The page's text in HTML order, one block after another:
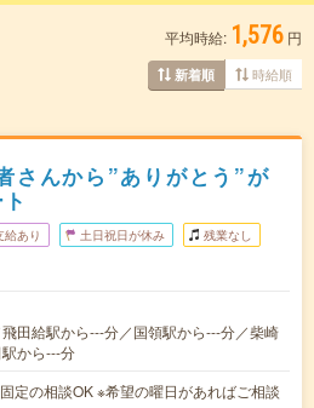
平均時給: 1,576 円
新着順 時給順
さんから”ありがとう”が
給あり 土日祝日が休み 残業なし
田給駅から---分／国領駅から---分／柴崎
から---分
定の相談OK ※希望の曜日があればご相談